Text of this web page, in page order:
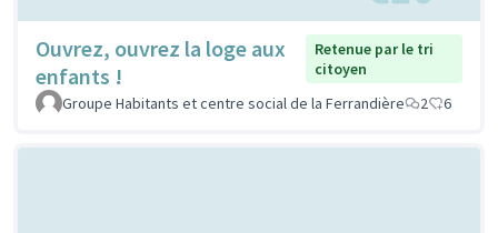
Ouvrez, ouvrez la loge aux
enfants !
Retenue par le tri
citoyen
Groupe Habitants et centre social de la Ferrandière
2 6